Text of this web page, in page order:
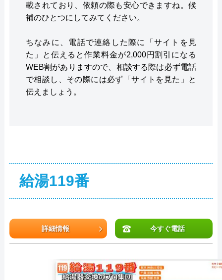
載されており、依頼の際も安心できますね。候
補のひとつにしてみてください。
ちなみに、電話で連絡した際に「サイトを見
た」と伝えると作業料金が2,000円割引になる
WEB割がありますので、相談する際は必ず電話
で相談し、その際には必ず「サイトを見た」と
伝えましょう。
給湯119番
詳細情報 今すぐ電話